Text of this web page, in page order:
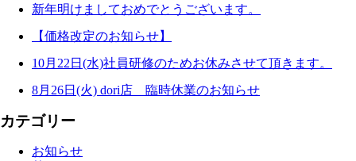
新年明けましておめでとうございます。
【価格改定のお知らせ】
10月22日(水)社員研修のためお休みさせて頂きます。
8月26日(火) dori店 臨時休業のお知らせ
カテゴリー
お知らせ